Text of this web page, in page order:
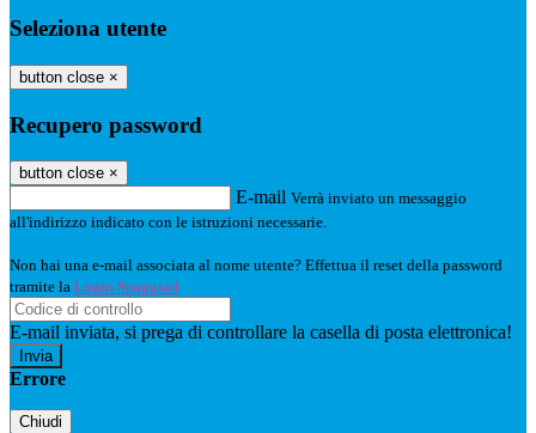
Seleziona utente
button close ×
Recupero password
button close ×
E-mail Verrà inviato un messaggio
all'indirizzo indicato con le istruzioni necessarie.
Non hai una e-mail associata al nome utente? Effettua il reset della password
tramite la Login Spaggiari
E-mail inviata, si prega di controllare la casella di posta elettronica!
Errore
Chiudi